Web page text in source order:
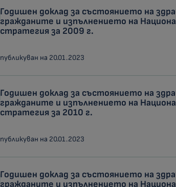
Годишен доклад за състоянието на
гражданите и изпълнението на
стратегия за 2009 г.
публикуван на 20.01.2023
Годишен доклад за състоянието на
гражданите и изпълнението на
стратегия за 2010 г.
публикуван на 20.01.2023
Годишен доклад за състоянието на
гражданите и изпълнението на